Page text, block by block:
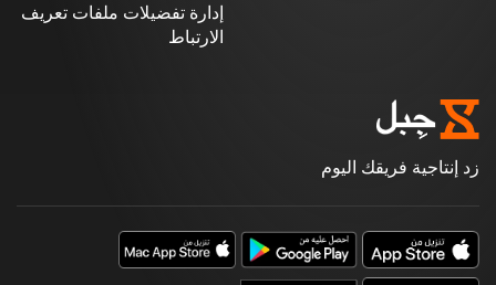
إدارة تفضيلات ملفات تعريف
الارتباط
زد إنتاجية فريقك اليوم